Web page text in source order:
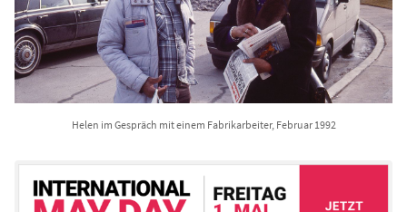
Helen im Gespräch mit einem Fabrikarbeiter, Februar 1992